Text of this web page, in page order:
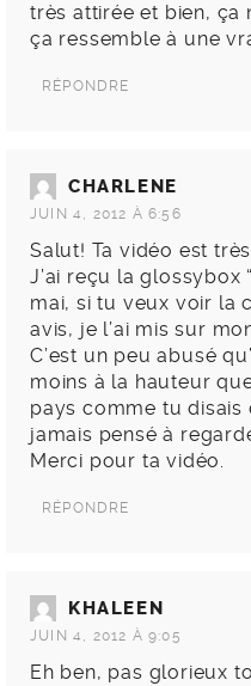
très attirée et bien, ça
ça ressemble à une
RÉPONDRE
CHARLENE
JUIN 4, 2012 À 6:56
Salut! Ta vidéo est
J’ai reçu la glossybox
mai, si tu veux voir la
avis, je l’ai mis sur
C’est un peu abusé
moins à la hauteur
pays comme tu disais
jamais pensé à
Merci pour ta vidéo.
RÉPONDRE
KHALEEN
JUIN 4, 2012 À 9:05
Eh ben, pas glorieux